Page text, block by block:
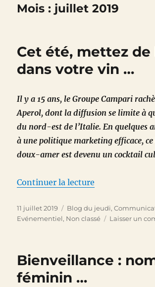
Mois : juillet 2019
Cet été, mettez de
dans votre vin …
Il y a 15 ans, le Groupe Campari
Aperol, dont la diffusion se limite à
du nord-est de l’Italie. En quelques
à une politique marketing efficace, ce
doux-amer est devenu un cocktail
Continuer la lecture
Publié
le
11 juillet 2019 Catégories
Blog du jeudi,
Evénementiel, Non classé Laisser un
Bienveillance :
féminin …